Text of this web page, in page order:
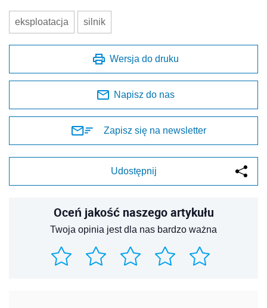
eksploatacja silnik
Wersja do druku
Napisz do nas
Zapisz się na newsletter
Udostępnij
Oceń jakość naszego artykułu
Twoja opinia jest dla nas bardzo ważna